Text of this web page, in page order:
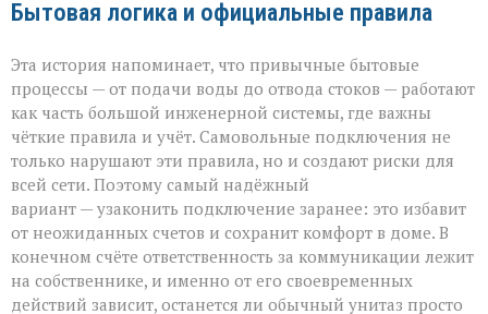
Бытовая логика и официальные правила
Эта история напоминает, что привычные бытовые
процессы — от подачи воды до отвода стоков — работают
как часть большой инженерной системы, где важны
чёткие правила и учёт. Самовольные подключения не
только нарушают эти правила, но и создают риски для
всей сети. Поэтому самый надёжный
вариант — узаконить подключение заранее: это избавит
от неожиданных счетов и сохранит комфорт в доме. В
конечном счёте ответственность за коммуникации лежит
на собственнике, и именно от его своевременных
действий зависит, останется ли обычный унитаз просто